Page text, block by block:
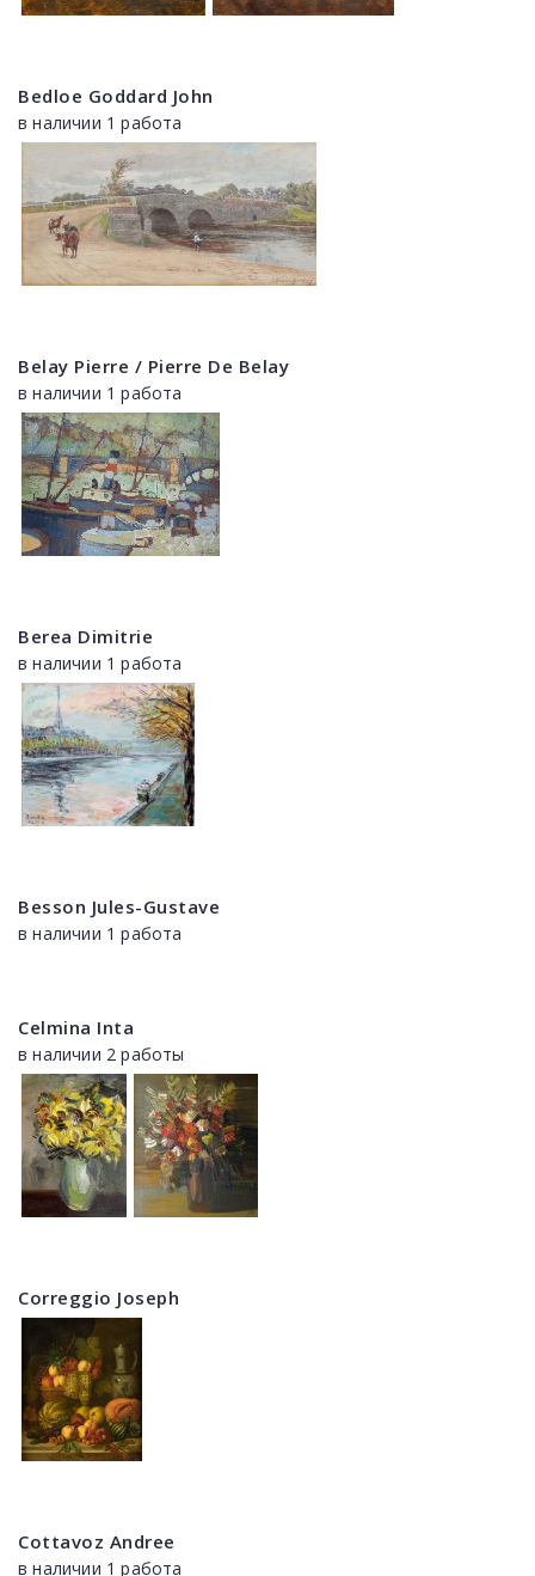
Bedloe Goddard John
в наличии 1 работа
Belay Pierre / Pierre De Belay
в наличии 1 работа
Berea Dimitrie
в наличии 1 работа
Besson Jules-Gustave
в наличии 1 работа
Celmina Inta
в наличии 2 работы
Correggio Joseph
Cottavoz Andree
в наличии 1 работа